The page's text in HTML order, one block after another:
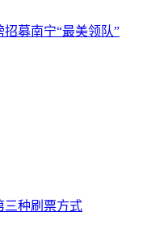
募南宁“最美领队”
三种刷票方式